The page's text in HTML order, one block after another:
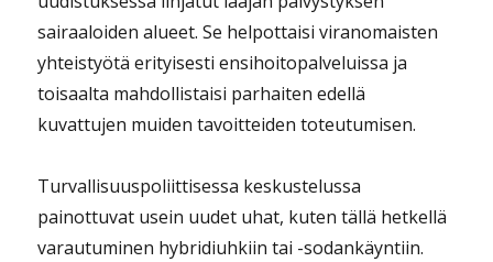
sairaaloiden alueet. Se helpottaisi viranomaisten
yhteistyötä erityisesti ensihoitopalveluissa ja
toisaalta mahdollistaisi parhaiten edellä
kuvattujen muiden tavoitteiden toteutumisen.
Turvallisuuspoliittisessa keskustelussa
painottuvat usein uudet uhat, kuten tällä hetkellä
varautuminen hybridiuhkiin tai -sodankäyntiin.